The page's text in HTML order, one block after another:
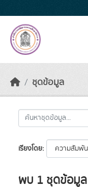
ชุดข้อมูล
เรียงโดย
พบ 1 ชุดข้อมูล